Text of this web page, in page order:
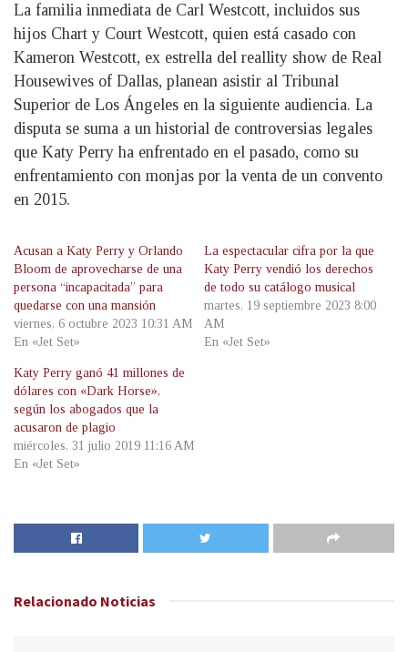
La familia inmediata de Carl Westcott, incluidos sus
hijos Chart y Court Westcott, quien está casado con
Kameron Westcott, ex estrella del reallity show de Real
Housewives of Dallas, planean asistir al Tribunal
Superior de Los Ángeles en la siguiente audiencia. La
disputa se suma a un historial de controversias legales
que Katy Perry ha enfrentado en el pasado, como su
enfrentamiento con monjas por la venta de un convento
en 2015.
Acusan a Katy Perry y Orlando
Bloom de aprovecharse de una
persona “incapacitada” para
quedarse con una mansión
viernes, 6 octubre 2023 10:31 AM
En «Jet Set»
La espectacular cifra por la que
Katy Perry vendió los derechos
de todo su catálogo musical
martes, 19 septiembre 2023 8:00
AM
En «Jet Set»
Katy Perry ganó 41 millones de
dólares con «Dark Horse»,
según los abogados que la
acusaron de plagio
miércoles, 31 julio 2019 11:16 AM
En «Jet Set»
Relacionado Noticias